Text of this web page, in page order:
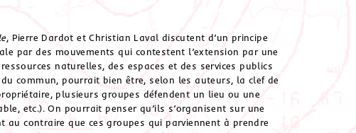
, Pierre Dardot et Christian Laval discutent d’un principe
par des mouvements qui contestent l’extension par une
naturelles, des espaces et des services publics
commun, pourrait bien être, selon les auteurs, la clef de
plusieurs groupes défendent un lieu ou une
etc.). On pourrait penser qu’ils s’organisent sur une
contraire que ces groupes qui parviennent à prendre